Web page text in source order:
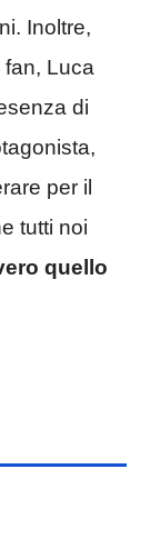
Inoltre,
Luca
di
per il
tutti noi
quello